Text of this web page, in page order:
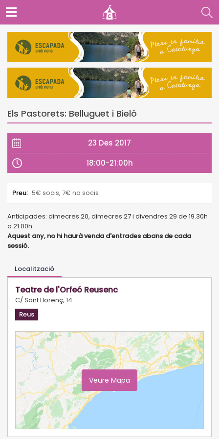
Els Pastorets: Belluguet i Bieló
23 Des 2017
18:00-21:00h
Preu: 5€ socis, 7€ no socis
Anticipades: dimecres 20, dimecres 27 i divendres 29 de 19.30h
a 21.00h
Aquest any, no hi haurà venda d'entrades abans de cada
sessió.
Localització
Teatre de l'Orfeó Reusenc
C/ Sant Llorenç, 14
Reus
Veure Mapa